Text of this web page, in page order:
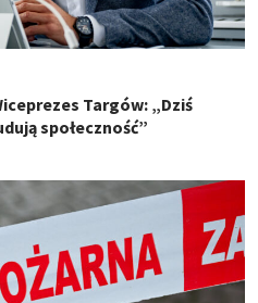
Targów: „Dziś
społeczność”